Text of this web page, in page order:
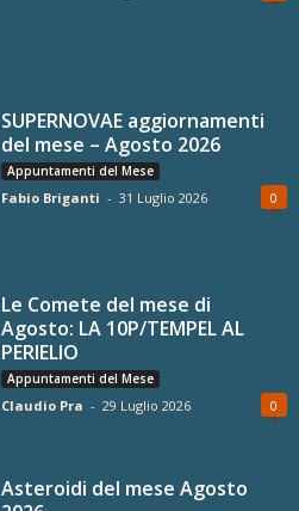
SUPERNOVAE aggiornamenti
del mese – Agosto 2026
Appuntamenti del Mese
Fabio Briganti - 31 Luglio 2026 0
Le Comete del mese di
Agosto: LA 10P/TEMPEL AL
PERIELIO
Appuntamenti del Mese
Claudio Pra - 29 Luglio 2026 0
Asteroidi del mese Agosto